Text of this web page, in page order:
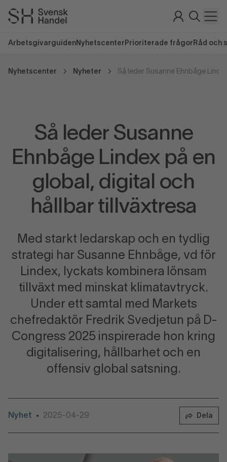
Arbetsgivarguiden Nyhetscenter Prioriterade frågor Råd och
Nyhetscenter Nyheter
Så leder Susanne
Ehnbåge Lindex på en
global, digital och
hållbar tillväxtresa
Med starkt ledarskap och en tydlig
strategi har Susanne Ehnbåge, vd för
Lindex, lyckats kombinera lönsam
tillväxt med minskat klimatavtryck.
Under ett samtal med Markets
chefredaktör Fredrik Svedjetun på D-
Congress 2025 inspirerade hon kring
digitalisering, hållbarhet och en
offensiv global satsning.
Nyhet • 2025-04-29 Dela